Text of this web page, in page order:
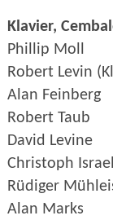
Klavier,
Phillip Moll
Robert Levin
Alan Feinberg
Robert Taub
David Levine
Christoph Israel
Rüdiger
Alan Marks